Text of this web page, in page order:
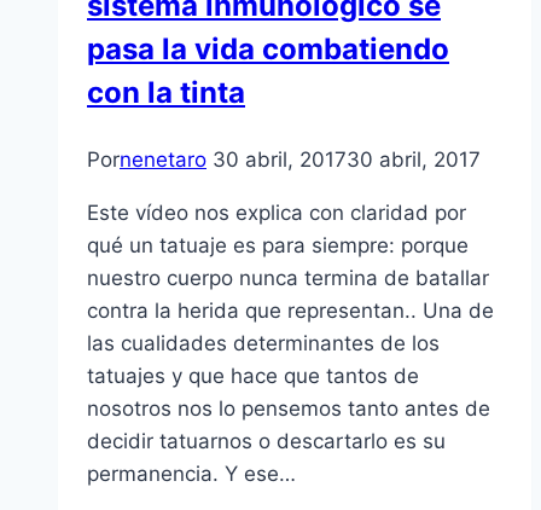
pasa la vida combatiendo
con la tinta
Pornenetaro 30 abril, 201730 abril, 2017
Este vídeo nos explica con claridad por
qué un tatuaje es para siempre: porque
nuestro cuerpo nunca termina de batallar
contra la herida que representan.. Una de
las cualidades determinantes de los
tatuajes y que hace que tantos de
nosotros nos lo pensemos tanto antes de
decidir tatuarnos o descartarlo es su
permanencia. Y ese…